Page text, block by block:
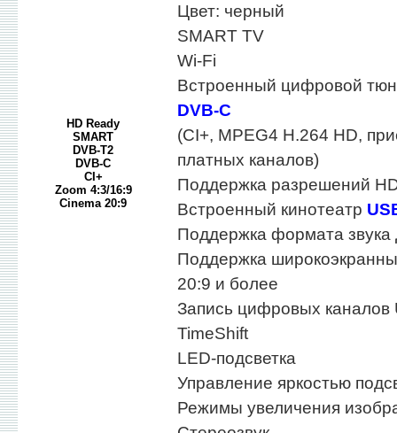
HD Ready
SMART
DVB-T2
DVB-C
CI+
Zoom 4:3/16:9
Cinema 20:9
Цвет: черный
SMART TV
Wi-Fi
Встроенный цифровой
DVB-C
(CI+, MPEG4 H.264 HD,
платных каналов)
Поддержка разрешений
Встроенный кинотеатр
Поддержка формата звука
Поддержка
20:9 и более
Запись цифровых каналов
TimeShift
LED-подсветка
Управление яркостью
Режимы увеличения